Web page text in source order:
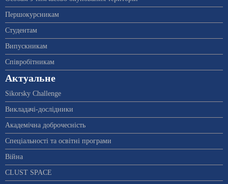
Першокурсникам
Студентам
Випускникам
Співробітникам
Актуальне
Sikorsky Challenge
Викладачі-дослідники
Академічна доброчесність
Спеціальності та освітні програми
Війна
CLUST SPACE